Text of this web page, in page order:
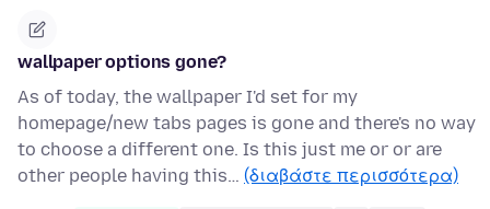
wallpaper options gone?
As of today, the wallpaper I'd set for my
homepage/new tabs pages is gone and there's no way
to choose a different one. Is this just me or or are
other people having this… (διαβάστε περισσότερα)